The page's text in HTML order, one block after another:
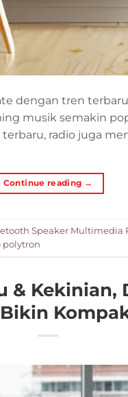
dengan tren
musik semakin
radio juga
Continue reading →
Speaker Multimedia
polytron
&